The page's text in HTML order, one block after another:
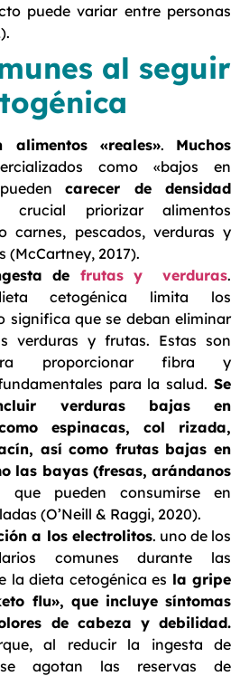
puede variar entre personas
al seguir
alimentos «reales». Muchos
como «bajos en
carecer de densidad
priorizar alimentos
carnes, pescados, verduras y
(McCartney, 2017).
de frutas y verduras.
cetogénica limita los
significa que se deban eliminar
verduras y frutas. Estas son
proporcionar fibra y
para la salud. Se
verduras bajas en
espinacas, col rizada,
así como frutas bajas en
las bayas (fresas, arándanos
que pueden consumirse en
(O’Neill & Raggi, 2020).
a los electrolitos. uno de los
comunes durante las
la dieta cetogénica es la gripe
flu», que incluye síntomas
de cabeza y debilidad.
al reducir la ingesta de
se agotan las reservas de